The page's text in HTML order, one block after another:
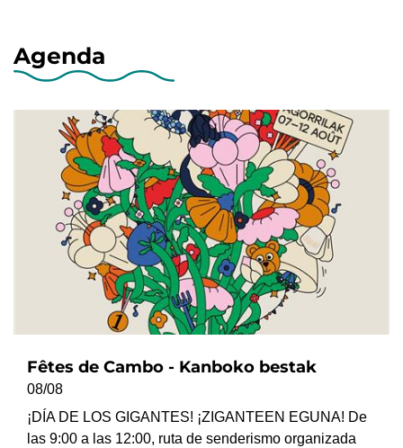
Agenda
Fêtes de Cambo - Kanboko bestak
08/08
¡DÍA DE LOS GIGANTES! ¡ZIGANTEEN EGUNA! De
las 9:00 a las 12:00, ruta de senderismo organizada